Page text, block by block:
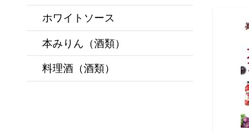
ホワイトソース
本みりん（酒類）
料理酒（酒類）